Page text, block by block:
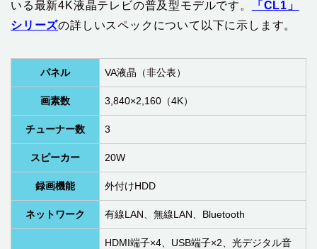
いる最新4K液晶テレビの普及型モデルです。
「CL1」
シリーズの詳しいスペックについて以下に示します。
パネル VA液晶（非公表）
画素数 3,840×2,160（4K）
チューナー数 3
スピーカー 20W
録画機能 外付けHDD
ネットワーク 有線LAN、無線LAN、Bluetooth
HDMI端子×4、USB端子×2、光デジタル音